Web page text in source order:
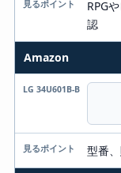
RPG
認
Amazon
型番